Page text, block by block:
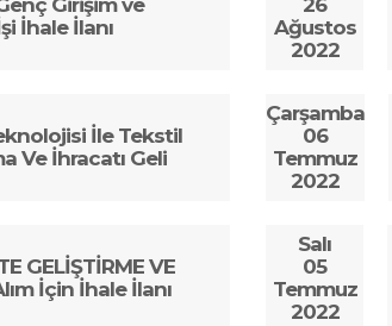
Girişim ve
İhale İlanı
26
Ağustos
2022
İle Tekstil
Ve İhracatı Geli
Çarşamba
06
Temmuz
2022
GELİŞTİRME VE
İçin İhale İlanı
Salı
05
Temmuz
2022